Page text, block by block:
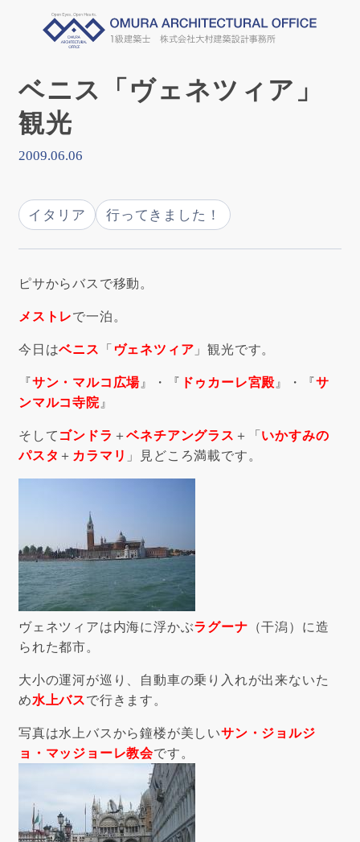
ベニス「ヴェネツィア」
観光
2009.06.06
イタリア 行ってきました！
ピサからバスで移動。
メストレで一泊。
今日はベニス 「 ヴェネツィア 」観光です。
『サン・マルコ広場 』・『 ドゥカーレ宮殿 』・『サ
ンマルコ寺院』
そして ゴンドラ ＋ベネチアングラス ＋「 いかすみの
パスタ ＋ カラマリ 」見どころ満載です。
ヴェネツィアは内海に浮かぶラグーナ （干潟）に造
られた都市。
大小の運河が巡り、自動車の乗り入れが出来ないた
め水上バスで行きます。
写真は水上バスから鐘楼が美しいサン・ジョルジ
ョ・マッジョーレ教会です。